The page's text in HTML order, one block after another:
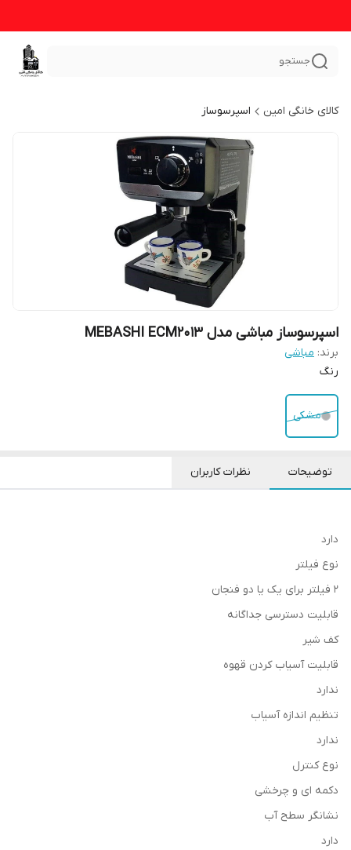
جستجو
کالای خانگی امین اسپرسوساز
اسپرسوساز مباشی مدل MEBASHI ECM2013
برند: مباشی
رنگ
مشکی
توضیحات نظرات کاربران
دارد
نوع فیلتر
2 فیلتر برای یک یا دو فنجان
قابلیت دسترسی جداگانه
کف شیر
قابلیت آسیاب کردن قهوه
ندارد
تنظیم اندازه آسیاب
ندارد
نوع کنترل
دکمه ای و چرخشی
نشانگر سطح آب
دارد